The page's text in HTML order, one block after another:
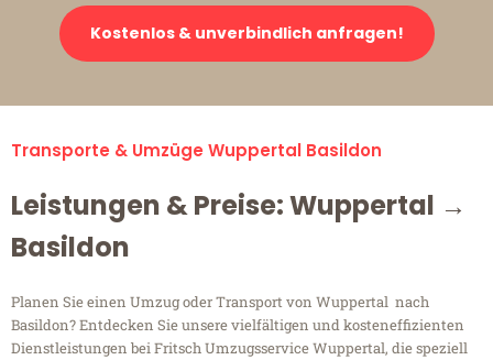
Kostenlos & unverbindlich anfragen!
Transporte & Umzüge Wuppertal Basildon
Leistungen & Preise: Wuppertal →
Basildon
Planen Sie einen Umzug oder Transport von Wuppertal nach
Basildon? Entdecken Sie unsere vielfältigen und kosteneffizienten
Dienstleistungen bei Fritsch Umzugsservice Wuppertal, die speziell